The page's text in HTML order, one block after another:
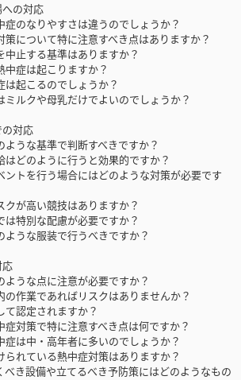
の対応
のなりやすさは違うのでしょうか？
について特に注意すべき点はありますか？
止する基準はありますか？
症は起こりますか？
起こるのでしょうか？
ルクや母乳だけでよいのでしょうか？
対応
うな基準で判断すべきですか？
どのように行うと効果的ですか？
トを行う場合にはどのような対策が必要です
が高い競技はありますか？
特別な配慮が必要ですか？
うな服装で行うべきですか？
うな点に注意が必要ですか？
作業であればリスクはありませんか？
認定されますか？
対策で特に注意すべき点は何ですか？
は中・高年者に多いのでしょうか？
れている熱中症対策はありますか？
き設備や立てるべき予防策にはどのようなもの